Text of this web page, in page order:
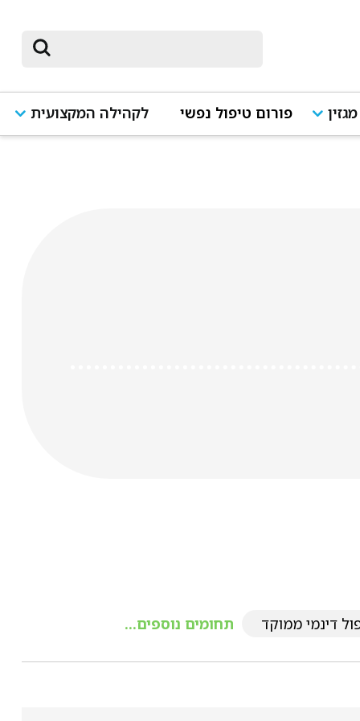
מגזין פורום טיפול נפשי לקהילה המקצועית
דינמי ממוקד תחומים נוספים...